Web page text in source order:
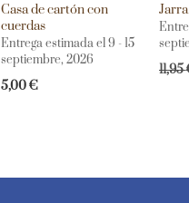
Casa de cartón con
cuerdas
Entrega estimada el 9 - 15
septiembre, 2026
5,00€
11,95